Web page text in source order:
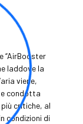
“AirBooster
laddove la
viene,
condotta
critiche, al
condizioni di